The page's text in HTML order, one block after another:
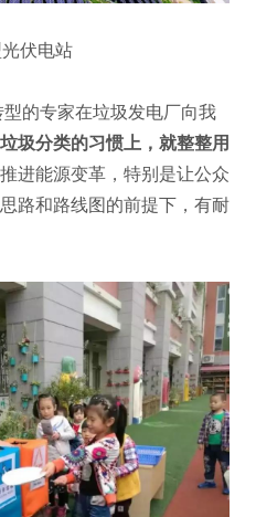
伏电站
的专家在垃圾发电厂向我
圾分类的习惯上，就整整用
进能源变革，特别是让公众
路和路线图的前提下，有耐